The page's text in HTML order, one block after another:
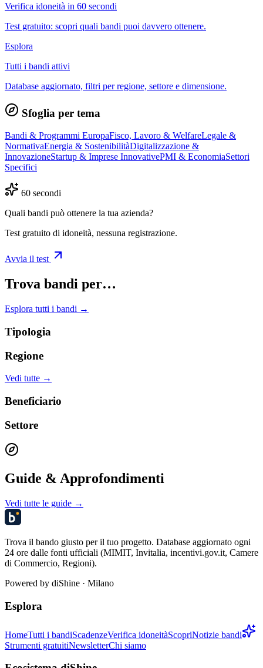
Verifica idoneità in 60 secondi
Test gratuito: scopri quali bandi puoi davvero ottenere.
Esplora
Tutti i bandi attivi
Database aggiornato, filtri per regione, settore e dimensione.
Sfoglia per tema
Bandi & Programmi EuropaFisco, Lavoro & WelfareLegale &
NormativaEnergia & SostenibilitàDigitalizzazione &
InnovazioneStartup & Imprese InnovativePMI & EconomiaSettori
Specifici
60 secondi
Quali bandi può ottenere la tua azienda?
Test gratuito di idoneità, nessuna registrazione.
Avvia il test
Trova bandi per…
Esplora tutti i bandi →
Tipologia
Regione
Vedi tutte →
Beneficiario
Settore
Guide & Approfondimenti
Vedi tutte le guide →
Trova il bando giusto per il tuo progetto. Database aggiornato ogni
24 ore dalle fonti ufficiali (MIMIT, Invitalia, incentivi.gov.it, Camere
di Commercio, Regioni).
Powered by diShine · Milano
Esplora
HomeTutti i bandiScadenzeVerifica idoneitàScopriNotizie bandi
Strumenti gratuitiNewsletterChi siamo